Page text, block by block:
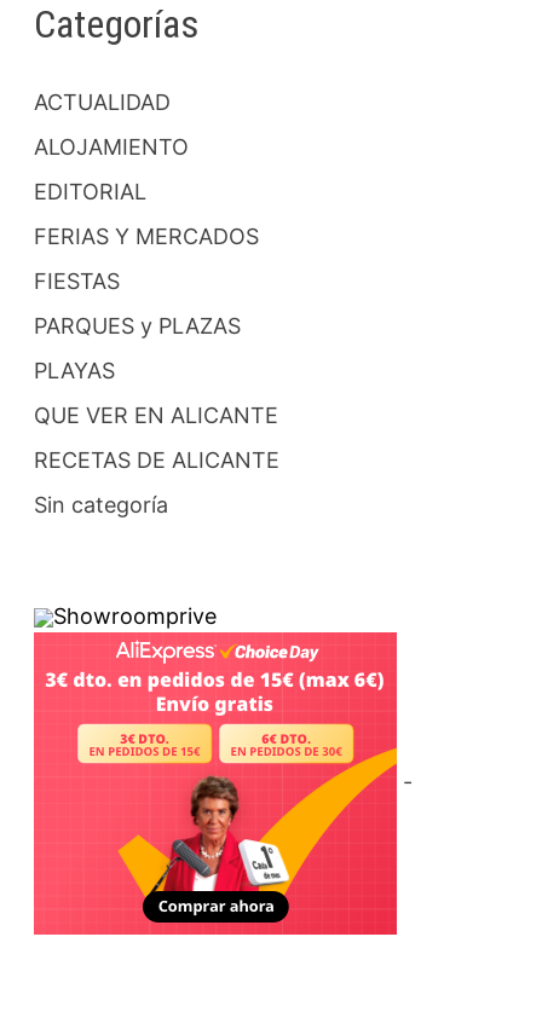
Categorías
ACTUALIDAD
ALOJAMIENTO
EDITORIAL
FERIAS Y MERCADOS
FIESTAS
PARQUES y PLAZAS
PLAYAS
QUE VER EN ALICANTE
RECETAS DE ALICANTE
Sin categoría
Showroomprive
-